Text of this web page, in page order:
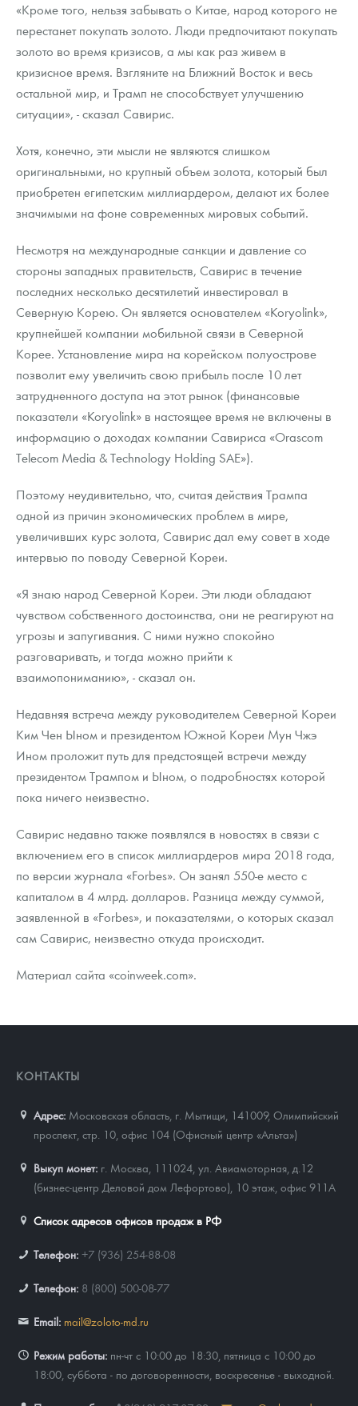
Золотая карманная галерея
Наборы подарочных и коллекционных монет
Монеты и жетоны из недрагоценных металлов
Книги по нумизматике
«Кроме того, нельзя забывать о Китае, народ которого не
перестанет покупать золото. Люди предпочитают покупать
золото во время кризисов, а мы как раз живем в
кризисное время. Взгляните на Ближний Восток и весь
остальной мир, и Трамп не способствует улучшению
ситуации», - сказал Савирис.
Хотя, конечно, эти мысли не являются слишком
оригинальными, но крупный объем золота, который был
приобретен египетским миллиардером, делают их более
значимыми на фоне современных мировых событий.
Несмотря на международные санкции и давление со
стороны западных правительств, Савирис в течение
последних несколько десятилетий инвестировал в
Северную Корею. Он является основателем «Koryolink»,
крупнейшей компании мобильной связи в Северной
Корее. Установление мира на корейском полуострове
позволит ему увеличить свою прибыль после 10 лет
затрудненного доступа на этот рынок (финансовые
показатели «Koryolink» в настоящее время не включены в
информацию о доходах компании Савириса «Orascom
Telecom Media & Technology Holding SAE»).
Поэтому неудивительно, что, считая действия Трампа
одной из причин экономических проблем в мире,
увеличивших курс золота, Савирис дал ему совет в ходе
интервью по поводу Северной Кореи.
«Я знаю народ Северной Кореи. Эти люди обладают
чувством собственного достоинства, они не реагируют на
угрозы и запугивания. С ними нужно спокойно
разговаривать, и тогда можно прийти к
взаимопониманию», - сказал он.
Недавняя встреча между руководителем Северной Кореи
Ким Чен Ыном и президентом Южной Кореи Мун Чжэ
Ином проложит путь для предстоящей встречи между
президентом Трампом и Ыном, о подробностях которой
пока ничего неизвестно.
Савирис недавно также появлялся в новостях в связи с
включением его в список миллиардеров мира 2018 года,
по версии журнала «Forbes». Он занял 550-е место с
капиталом в 4 млрд. долларов. Разница между суммой,
заявленной в «Forbes», и показателями, о которых сказал
сам Савирис, неизвестно откуда происходит.
Материал сайта «coinweek.com».
КОНТАКТЫ
Адрес: Московская область, г. Мытищи, 141009, Олимпийский
проспект, стр. 10, офис 104 (Офисный центр «Альта»)
Выкуп монет: г. Москва, 111024, ул. Авиамоторная, д.12
(бизнес-центр Деловой дом Лефортово), 10 этаж, офис 911А
Список адресов офисов продаж в РФ
Телефон: +7 (936) 254-88-08
Телефон: 8 (800) 500-08-77
Email: mail@zoloto-md.ru
Режим работы: пн-чт с 10:00 до 18:30, пятница с 10:00 до
18:00, суббота - по договоренности, воскресенье - выходной.